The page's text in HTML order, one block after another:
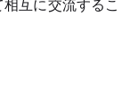
互に交流するこ